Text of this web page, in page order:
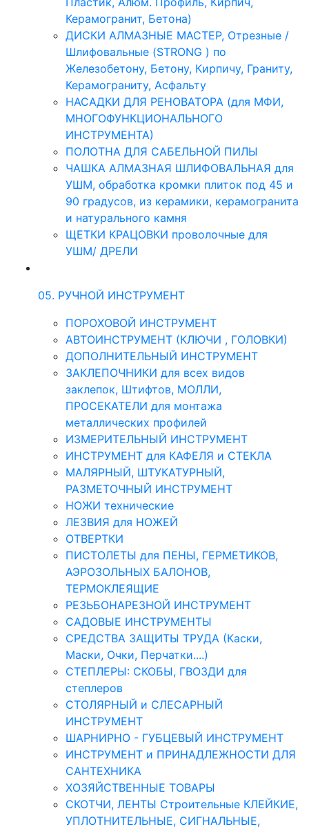
Керамогранит, Бетона)
ДИСКИ АЛМАЗНЫЕ МАСТЕР, Отрезные /
Шлифовальные (STRONG ) по
Железобетону, Бетону, Кирпичу, Граниту,
Керамограниту, Асфальту
НАСАДКИ ДЛЯ РЕНОВАТОРА (для МФИ,
МНОГОФУНКЦИОНАЛЬНОГО
ИНСТРУМЕНТА)
ПОЛОТНА ДЛЯ САБЕЛЬНОЙ ПИЛЫ
ЧАШКА АЛМАЗНАЯ ШЛИФОВАЛЬНАЯ для
УШМ, обработка кромки плиток под 45 и
90 градусов, из керамики, керамогранита
и натурального камня
ЩЕТКИ КРАЦОВКИ проволочные для
УШМ/ ДРЕЛИ
05. РУЧНОЙ ИНСТРУМЕНТ
ПОРОХОВОЙ ИНСТРУМЕНТ
АВТОИНСТРУМЕНТ (КЛЮЧИ , ГОЛОВКИ)
ДОПОЛНИТЕЛЬНЫЙ ИНСТРУМЕНТ
ЗАКЛЕПОЧНИКИ для всех видов
заклепок, Штифтов, МОЛЛИ,
ПРОСЕКАТЕЛИ для монтажа
металлических профилей
ИЗМЕРИТЕЛЬНЫЙ ИНСТРУМЕНТ
ИНСТРУМЕНТ для КАФЕЛЯ и СТЕКЛА
МАЛЯРНЫЙ, ШТУКАТУРНЫЙ,
РАЗМЕТОЧНЫЙ ИНСТРУМЕНТ
НОЖИ технические
ЛЕЗВИЯ для НОЖЕЙ
ОТВЕРТКИ
ПИСТОЛЕТЫ для ПЕНЫ, ГЕРМЕТИКОВ,
АЭРОЗОЛЬНЫХ БАЛОНОВ,
ТЕРМОКЛЕЯЩИЕ
РЕЗЬБОНАРЕЗНОЙ ИНСТРУМЕНТ
САДОВЫЕ ИНСТРУМЕНТЫ
СРЕДСТВА ЗАЩИТЫ ТРУДА (Каски,
Маски, Очки, Перчатки....)
СТЕПЛЕРЫ: СКОБЫ, ГВОЗДИ для
степлеров
СТОЛЯРНЫЙ и СЛЕСАРНЫЙ
ИНСТРУМЕНТ
ШАРНИРНО - ГУБЦЕВЫЙ ИНСТРУМЕНТ
ИНСТРУМЕНТ и ПРИНАДЛЕЖНОСТИ ДЛЯ
САНТЕХНИКА
ХОЗЯЙСТВЕННЫЕ ТОВАРЫ
СКОТЧИ, ЛЕНТЫ Строительные КЛЕЙКИЕ,
УПЛОТНИТЕЛЬНЫЕ, СИГНАЛЬНЫЕ,